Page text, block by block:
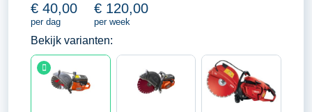
€ 40,00
per dag
€ 120,00
per week
Bekijk varianten: